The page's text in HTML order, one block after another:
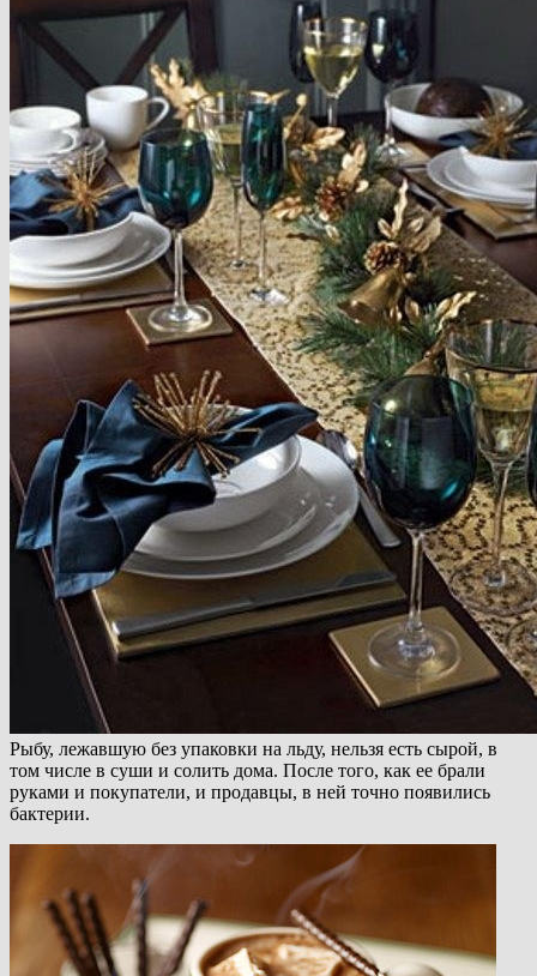
Рыбу, лежавшую без упаковки на льду, нельзя есть сырой, в
том числе в суши и солить дома. После того, как ее брали
руками и покупатели, и продавцы, в ней точно появились
бактерии.